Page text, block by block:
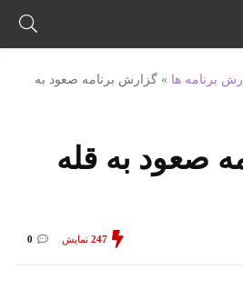
برنامه ها » گزارش برنامه صعود به
صعود به قله
247 نمایش 0